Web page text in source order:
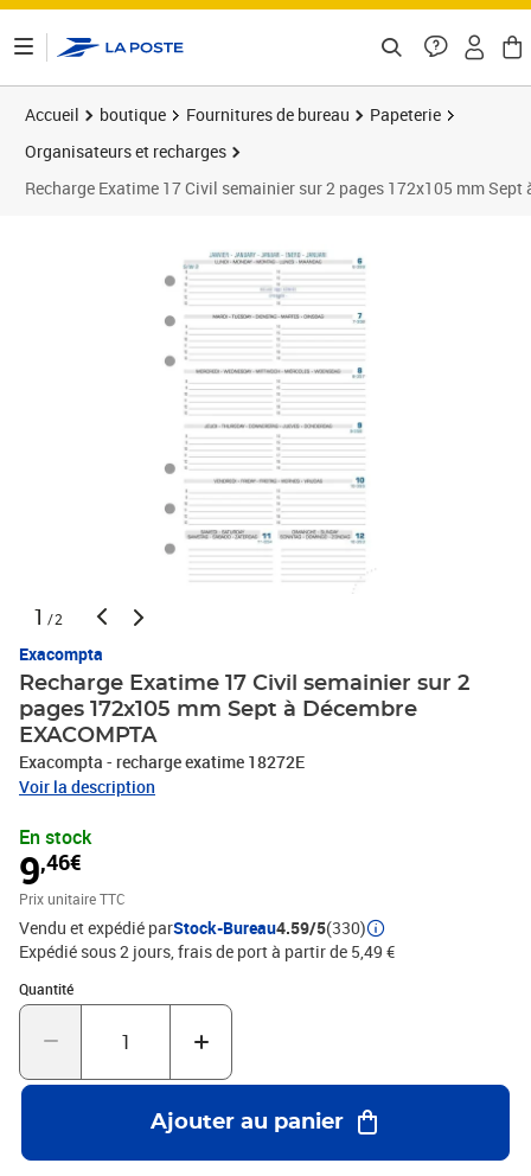
Accueil boutique Fournitures de bureau
Papeterie
Organisateurs et recharges
Recharge Exatime 17 Civil semainier sur 2 pages 172x105 mm Sept
1 /2
Exacompta
Recharge Exatime 17 Civil semainier sur 2
pages 172x105 mm Sept à Décembre
EXACOMPTA
Exacompta - recharge exatime 18272E
Voir la description
En stock
9,46€
Prix unitaire TTC
Vendu et expédié parStock-Bureau4.59/5(330)
Expédié sous 2 jours, frais de port à partir de 5,49 €
Quantité
Quantité : 1
Ajouter au panier